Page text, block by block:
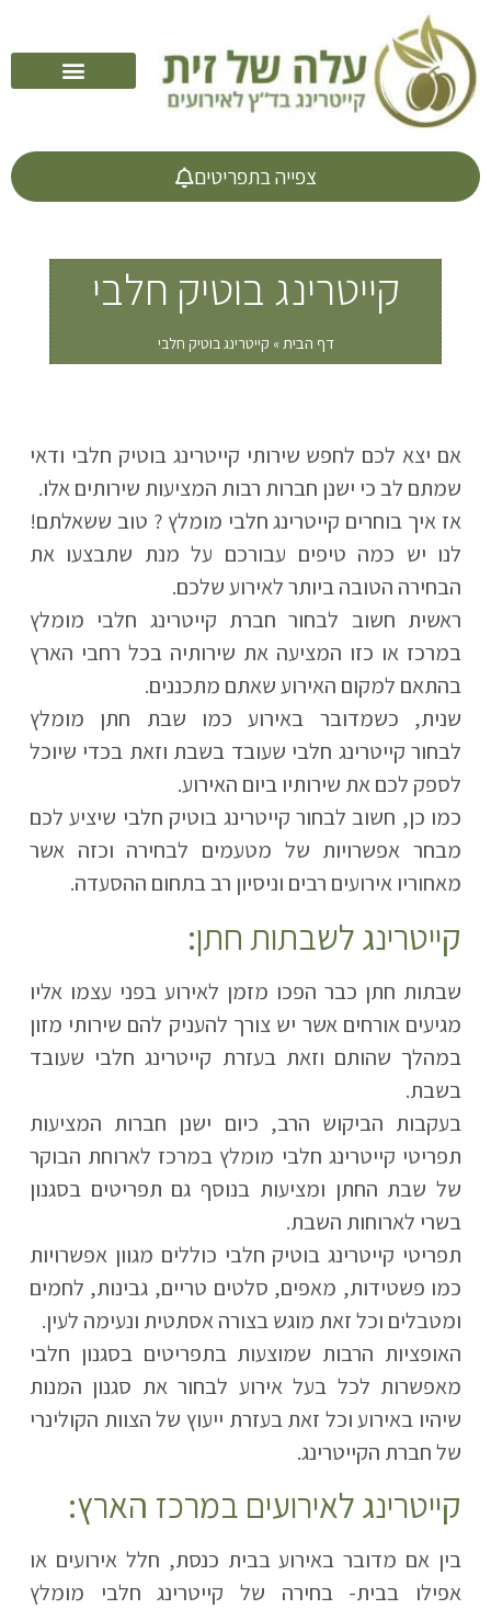
צפייה בתפריטים
קייטרינג בוטיק חלבי
דף הבית» קייטרינג בוטיק חלבי
אם יצא לכם לחפש שירותי קייטרינג בוטיק חלבי ודאי
שמתם לב כי ישנן חברות רבות המציעות שירותים אלו.
אז איך בוחרים קייטרינג חלבי מומלץ ? טוב ששאלתם!
לנו יש כמה טיפים עבורכם על מנת שתבצעו את
הבחירה הטובה ביותר לאירוע שלכם.
ראשית חשוב לבחור חברת קייטרינג חלבי מומלץ
במרכז או כזו המציעה את שירותיה בכל רחבי הארץ
בהתאם למקום האירוע שאתם מתכננים.
שנית, כשמדובר באירוע כמו שבת חתן מומלץ
לבחור קייטרינג חלבי שעובד בשבת וזאת בכדי שיוכל
לספק לכם את שירותיו ביום האירוע.
כמו כן, חשוב לבחור קייטרינג בוטיק חלבי שיציע לכם
מבחר אפשרויות של מטעמים לבחירה וכזה אשר
מאחוריו אירועים רבים וניסיון רב בתחום ההסעדה.
קייטרינג לשבתות חתן:
שבתות חתן כבר הפכו מזמן לאירוע בפני עצמו אליו
מגיעים אורחים אשר יש צורך להעניק להם שירותי מזון
במהלך שהותם וזאת בעזרת קייטרינג חלבי שעובד
בשבת.
בעקבות הביקוש הרב, כיום ישנן חברות המציעות
תפריטי קייטרינג חלבי מומלץ במרכז לארוחת הבוקר
של שבת החתן ומציעות בנוסף גם תפריטים בסגנון
בשרי לארוחות השבת.
תפריטי קייטרינג בוטיק חלבי כוללים מגוון אפשרויות
כמו פשטידות, מאפים, סלטים טריים, גבינות, לחמים
ומטבלים וכל זאת מוגש בצורה אסתטית ונעימה לעין.
האופציות הרבות שמוצעות בתפריטים בסגנון חלבי
מאפשרות לכל בעל אירוע לבחור את סגנון המנות
שיהיו באירוע וכל זאת בעזרת ייעוץ של הצוות הקולינרי
של חברת הקייטרינג.
קייטרינג לאירועים במרכז הארץ:
בין אם מדובר באירוע בבית כנסת, חלל אירועים או
אפילו בבית- בחירה של קייטרינג חלבי מומלץ